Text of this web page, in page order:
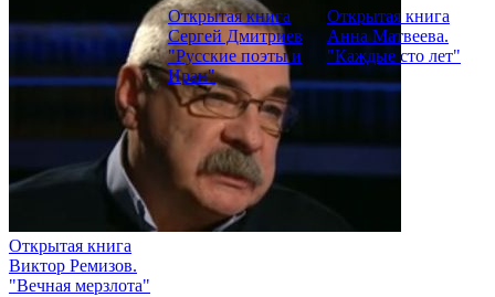
Открытая книга
Виктор Ремизов.
"Вечная мерзлота"
Открытая книга
Сергей Дмитриев
"Русские поэты и
Иран"
Открытая книга
Анна Матвеева.
"Каждые сто лет"